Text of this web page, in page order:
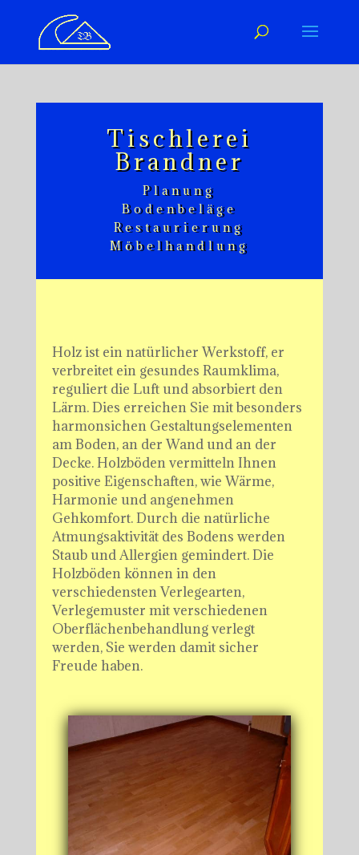
Tischlerei
Brandner
Planung
Bodenbeläge
Restaurierung
Möbelhandlung
Holz ist ein natürlicher Werkstoff, er
verbreitet ein gesundes Raumklima,
reguliert die Luft und absorbiert den
Lärm. Dies erreichen Sie mit besonders
harmonsichen Gestaltungselementen
am Boden, an der Wand und an der
Decke. Holzböden vermitteln Ihnen
positive Eigenschaften, wie Wärme,
Harmonie und angenehmen
Gehkomfort. Durch die natürliche
Atmungsaktivität des Bodens werden
Staub und Allergien gemindert. Die
Holzböden können in den
verschiedensten Verlegearten,
Verlegemuster mit verschiedenen
Oberflächenbehandlung verlegt
werden, Sie werden damit sicher
Freude haben.